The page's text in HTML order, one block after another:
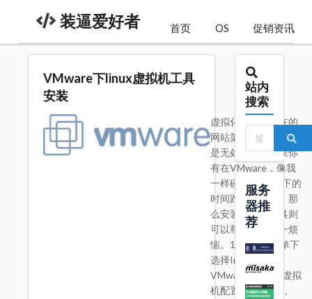
装逼爱好者 首页 OS 促销资讯
VMware下linux虚拟机工具
安装
虚拟化在我们现在的
网站架构中，可以说
是无处不在，如果你
有在VMware，像我
一样碰到了Linux下的
时间跑不准问题。那
么安装虚拟机工具则
可以帮您解决这一烦
恼。1、在VM菜单下
选择Install
VMwaretools(在虚拟
机配置里面）；2、
站内
搜索
服务
器推
荐